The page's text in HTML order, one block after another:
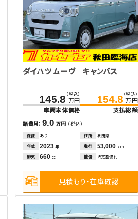
ダイハツ ムーヴ キャンバス
145.8 （税込）
万円
車両本体価格
154.8 （税込）
万円
支払総額
諸費用： 9.0 万円 （税込）
保証 あり 住所
秋田県
年式
2023 年 走行 53,000 km
排気
660 cc 整備 法定整備付
見積もり・在庫確認